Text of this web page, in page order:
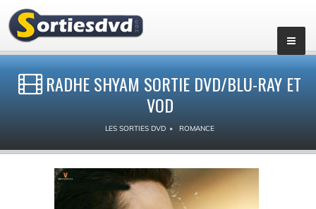
RADHE SHYAM SORTIE DVD/BLU-RAY ET
VOD
LES SORTIES DVD ROMANCE